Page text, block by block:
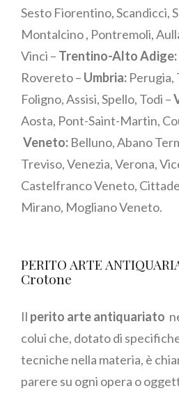
Sesto Fiorentino, Scandicci,
Montalcino , Pontremoli,
Vinci – Trentino-Alto Adige:
Rovereto – Umbria: Perugia,
Foligno, Assisi, Spello, Todi –
Aosta, Pont-Saint-Martin,
Veneto: Belluno, Abano
Treviso, Venezia, Verona,
Castelfranco Veneto,
Mirano, Mogliano Veneto.
PERITO ARTE
Crotone
Il perito arte antiquariato
colui che, dotato di
tecniche nella materia, è
parere su ogni opera o